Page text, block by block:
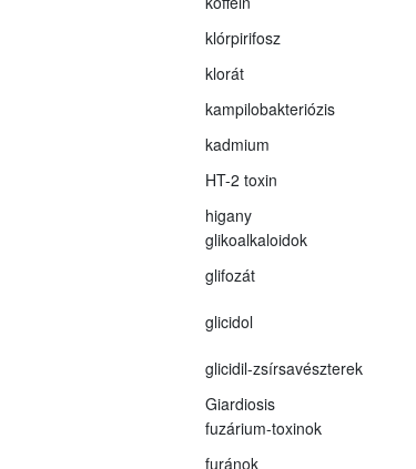
klórpirifosz
klorát
kampilobakteriózis
kadmium
HT-2 toxin
higany
glikoalkaloidok
glifozát
glicidol
glicidil-zsírsavészterek
Giardiosis
fuzárium-toxinok
furánok